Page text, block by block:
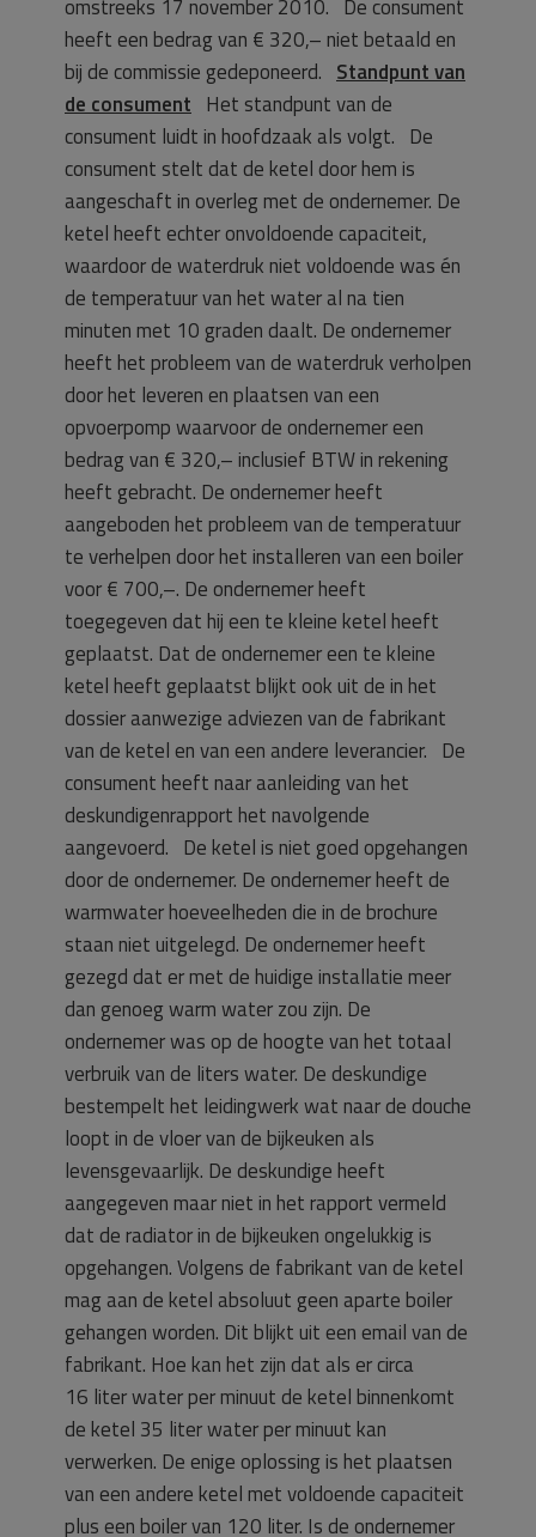
omstreeks 17 november 2010. De consument
heeft een bedrag van € 320,– niet betaald en
bij de commissie gedeponeerd. Standpunt van
de consument Het standpunt van de
consument luidt in hoofdzaak als volgt. De
consument stelt dat de ketel door hem is
aangeschaft in overleg met de ondernemer. De
ketel heeft echter onvoldoende capaciteit,
waardoor de waterdruk niet voldoende was én
de temperatuur van het water al na tien
minuten met 10 graden daalt. De ondernemer
heeft het probleem van de waterdruk verholpen
door het leveren en plaatsen van een
opvoerpomp waarvoor de ondernemer een
bedrag van € 320,– inclusief BTW in rekening
heeft gebracht. De ondernemer heeft
aangeboden het probleem van de temperatuur
te verhelpen door het installeren van een boiler
voor € 700,–. De ondernemer heeft
toegegeven dat hij een te kleine ketel heeft
geplaatst. Dat de ondernemer een te kleine
ketel heeft geplaatst blijkt ook uit de in het
dossier aanwezige adviezen van de fabrikant
van de ketel en van een andere leverancier. De
consument heeft naar aanleiding van het
deskundigenrapport het navolgende
aangevoerd. De ketel is niet goed opgehangen
door de ondernemer. De ondernemer heeft de
warmwater hoeveelheden die in de brochure
staan niet uitgelegd. De ondernemer heeft
gezegd dat er met de huidige installatie meer
dan genoeg warm water zou zijn. De
ondernemer was op de hoogte van het totaal
verbruik van de liters water. De deskundige
bestempelt het leidingwerk wat naar de douche
loopt in de vloer van de bijkeuken als
levensgevaarlijk. De deskundige heeft
aangegeven maar niet in het rapport vermeld
dat de radiator in de bijkeuken ongelukkig is
opgehangen. Volgens de fabrikant van de ketel
mag aan de ketel absoluut geen aparte boiler
gehangen worden. Dit blijkt uit een email van de
fabrikant. Hoe kan het zijn dat als er circa
16 liter water per minuut de ketel binnenkomt
de ketel 35 liter water per minuut kan
verwerken. De enige oplossing is het plaatsen
van een andere ketel met voldoende capaciteit
plus een boiler van 120 liter. Is de ondernemer